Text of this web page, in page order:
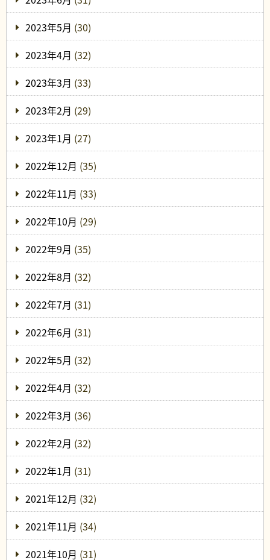
2023年5月 (30)
2023年4月 (32)
2023年3月 (33)
2023年2月 (29)
2023年1月 (27)
2022年12月 (35)
2022年11月 (33)
2022年10月 (29)
2022年9月 (35)
2022年8月 (32)
2022年7月 (31)
2022年6月 (31)
2022年5月 (32)
2022年4月 (32)
2022年3月 (36)
2022年2月 (32)
2022年1月 (31)
2021年12月 (32)
2021年11月 (34)
2021年10月 (31)